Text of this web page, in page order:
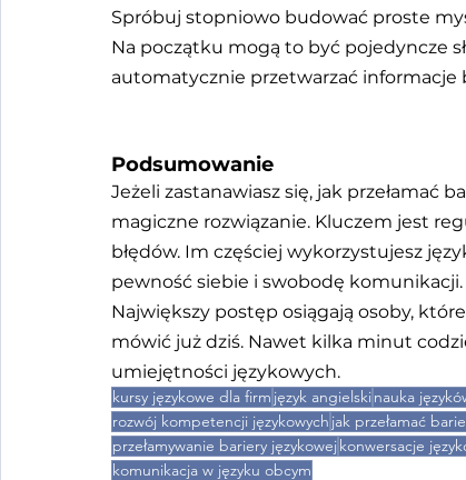
Spróbuj stopniowo budować proste
Na początku mogą to być pojedyncze
automatycznie przetwarzać informacje
Podsumowanie
Jeżeli zastanawiasz się, jak przełamać
magiczne rozwiązanie. Kluczem jest
błędów. Im częściej wykorzystujesz
pewność siebie i swobodę komunikacji.
Największy postęp osiągają osoby,
mówić już dziś. Nawet kilka minut
umiejętności językowych.
kursy językowe dla firm język angielskinauka
rozwój kompetencji językowych jak przełamać
przełamywanie bariery językowejkonwersacje
komunikacja w języku obcym